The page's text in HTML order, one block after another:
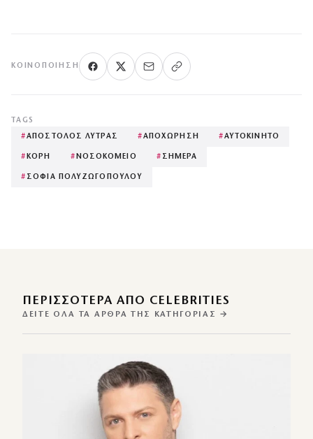
ΚΟΙΝΟΠΟΊΗΣΗ
TAGS
#ΑΠΟΣΤΟΛΟΣ ΛΥΤΡΑΣ #ΑΠΟΧΩΡΗΣΗ #ΑΥΤΟΚΙΝΗΤΟ
# ΚΟΡΗ # ΝΟΣΟΚΟΜΕΙΟ # ΣΗΜΕΡΑ
# ΣΟΦΙΑ ΠΟΛΥΖΩΓΟΠΟΥΛΟΥ
ΠΕΡΙΣΣΌΤΕΡΑ ΑΠΌ CELEBRITIES
ΔΕΊΤΕ ΌΛΑ ΤΑ ΆΡΘΡΑ ΤΗΣ ΚΑΤΗΓΟΡΊΑΣ →